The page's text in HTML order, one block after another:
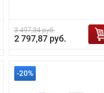
3 497,34 руб.
2 797,87 руб.
-20%